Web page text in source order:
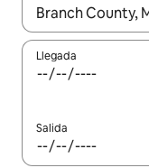
Cuando los
Llegada
Salida